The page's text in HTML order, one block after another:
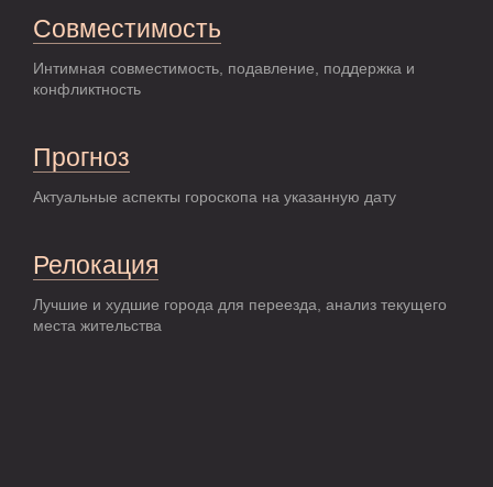
Совместимость
Интимная совместимость, подавление, поддержка и
конфликтность
Прогноз
Актуальные аспекты гороскопа на указанную дату
Релокация
Лучшие и худшие города для переезда, анализ текущего
места жительства